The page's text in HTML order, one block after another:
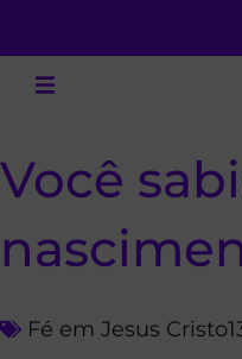
Você
Fé em Jesus Cristo